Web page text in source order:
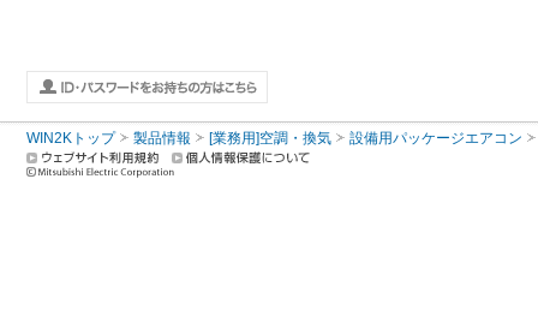
WIN2Kトップ 製品情報 [業務用]空調・換気 設備用パッケージエアコン